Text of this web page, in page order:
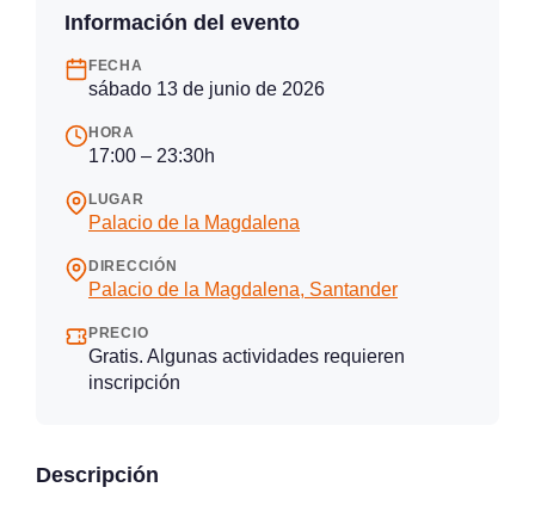
Información del evento
FECHA
sábado 13 de junio de 2026
HORA
17:00 – 23:30h
LUGAR
Palacio de la Magdalena
DIRECCIÓN
Palacio de la Magdalena, Santander
PRECIO
Gratis. Algunas actividades requieren
inscripción
Descripción